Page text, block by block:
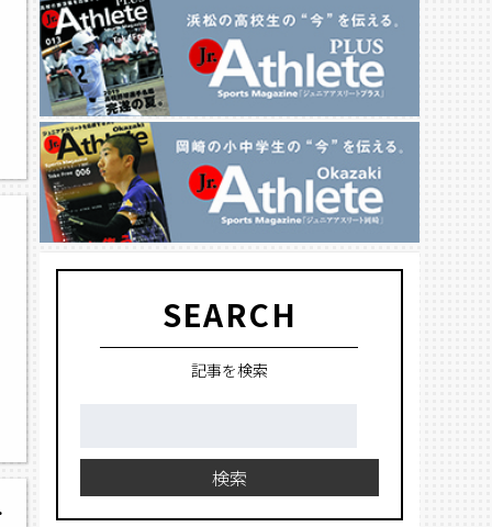
ンシップ
SEARCH
記事を検索
検索